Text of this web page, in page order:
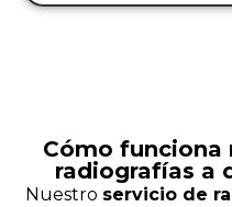
Cómo funciona
radiografías a
Nuestro servicio de